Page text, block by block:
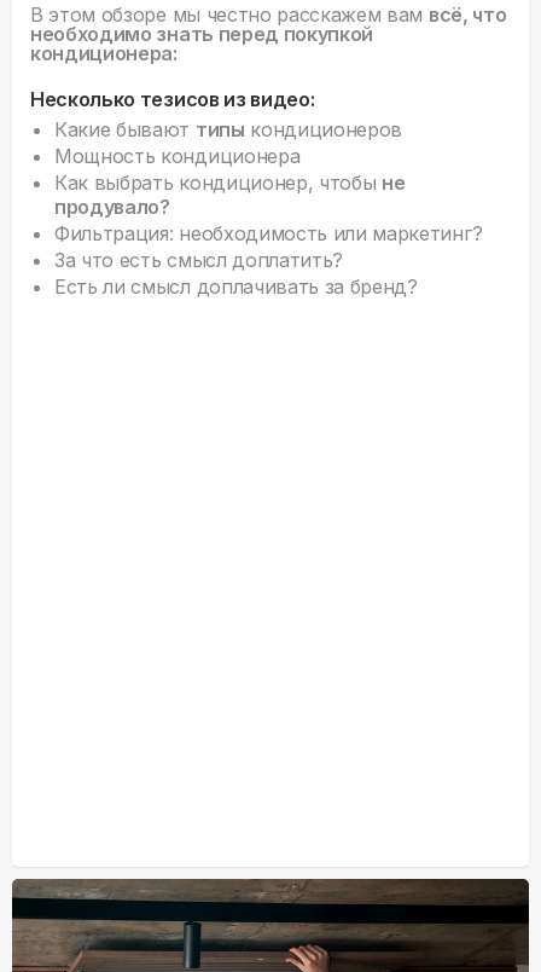
В этом обзоре мы честно расскажем вам всё, что
необходимо знать перед покупкой
кондиционера:
Несколько тезисов из видео:
Какие бывают типы кондиционеров
Мощность кондиционера
Как выбрать кондиционер, чтобы не
продувало?
Фильтрация: необходимость или маркетинг?
За что есть смысл доплатить?
Есть ли смысл доплачивать за бренд?